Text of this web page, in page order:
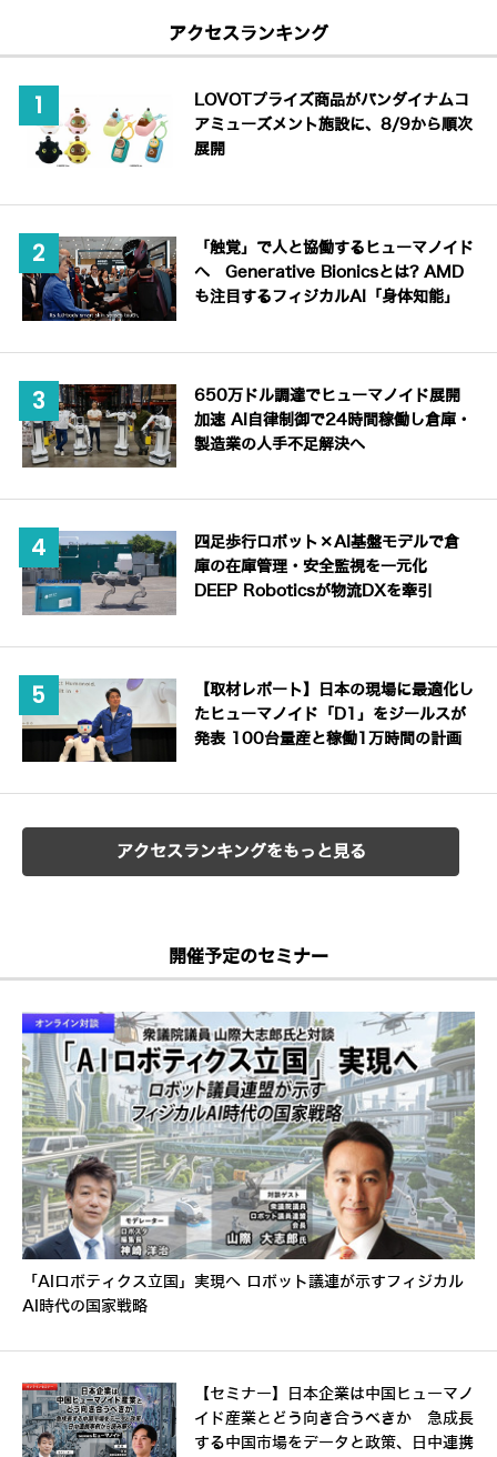
アクセスランキング
LOVOTプライズ商品がバンダイナムコ
アミューズメント施設に、8/9から順次
展開
「触覚」で人と協働するヒューマノイド
へ Generative Bionicsとは? AMD
も注目するフィジカルAI「身体知能」
650万ドル調達でヒューマノイド展開
加速 AI自律制御で24時間稼働し倉庫・
製造業の人手不足解決へ
四足歩行ロボット×AI基盤モデルで倉
庫の在庫管理・安全監視を一元化
DEEP Roboticsが物流DXを牽引
【取材レポート】日本の現場に最適化し
たヒューマノイド「D1」をジールスが
発表 100台量産と稼働1万時間の計画
アクセスランキングをもっと見る
開催予定のセミナー
「AIロボティクス立国」実現へ ロボット議連が示すフィジカル
AI時代の国家戦略
【セミナー】日本企業は中国ヒューマノ
イド産業とどう向き合うべきか 急成長
する中国市場をデータと政策、日中連携